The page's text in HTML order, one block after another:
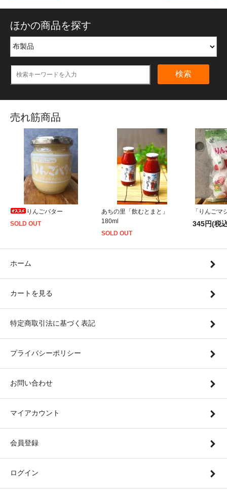
ほかの商品を探す
検索
売れ筋商品
りんごバター
SOLD OUT
あちの里「飲むとまと」
180ml
SOLD OUT
「りんごマ
345円(税
ホーム
カートを見る
特定商取引法に基づく表記
プライバシーポリシー
お問い合わせ
マイアカウント
会員登録
ログイン